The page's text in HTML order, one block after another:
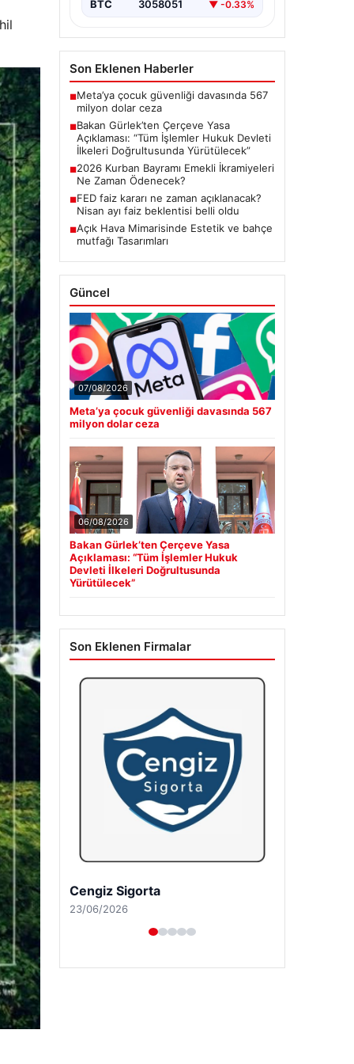
başlatacak çerçeve yasanın
BTC 3058051 ▼ -0.33%
Son Eklenen Haberler
■Meta’ya çocuk güvenliği davasında 567
milyon dolar ceza
■Bakan Gürlek’ten Çerçeve Yasa
Açıklaması: “Tüm İşlemler Hukuk Devleti
İlkeleri Doğrultusunda Yürütülecek”
■2026 Kurban Bayramı Emekli İkramiyeleri
Ne Zaman Ödenecek?
■FED faiz kararı ne zaman açıklanacak?
Nisan ayı faiz beklentisi belli oldu
■Açık Hava Mimarisinde Estetik ve bahçe
mutfağı Tasarımları
Güncel
07/08/2026
Meta’ya çocuk güvenliği davasında 567
milyon dolar ceza
06/08/2026
Bakan Gürlek’ten Çerçeve Yasa
Açıklaması: “Tüm İşlemler Hukuk
Devleti İlkeleri Doğrultusunda
Yürütülecek”
Son Eklenen Firmalar
Hastaş Beton
26/05/2026